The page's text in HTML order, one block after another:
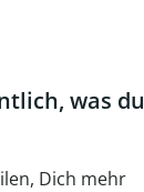
was du
Dich mehr